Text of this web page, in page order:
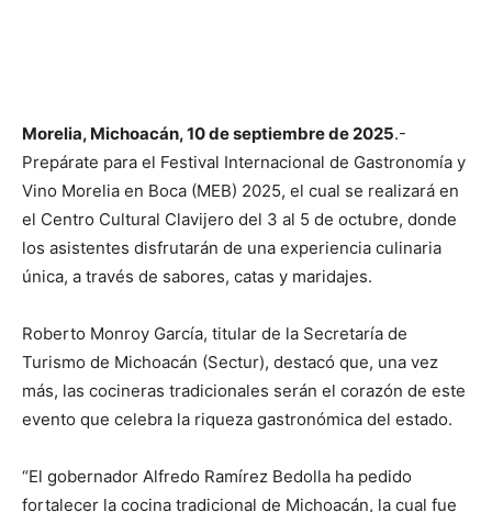
Morelia, Michoacán, 10 de septiembre de 2025.-
Prepárate para el Festival Internacional de Gastronomía y
Vino Morelia en Boca (MEB) 2025, el cual se realizará en
el Centro Cultural Clavijero del 3 al 5 de octubre, donde
los asistentes disfrutarán de una experiencia culinaria
única, a través de sabores, catas y maridajes.
Roberto Monroy García, titular de la Secretaría de
Turismo de Michoacán (Sectur), destacó que, una vez
más, las cocineras tradicionales serán el corazón de este
evento que celebra la riqueza gastronómica del estado.
“El gobernador Alfredo Ramírez Bedolla ha pedido
fortalecer la cocina tradicional de Michoacán, la cual fue